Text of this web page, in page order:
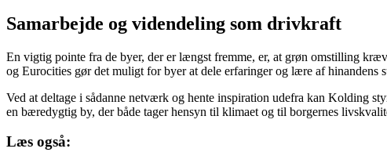
Samarbejde og videndeling som drivkraft
En vigtig pointe fra de byer, der er længst fremme, er, at grøn omstilling
og Eurocities gør det muligt for byer at dele erfaringer og lære af hinandens
Ved at deltage i sådanne netværk og hente inspiration udefra kan Kolding
en bæredygtig by, der både tager hensyn til klimaet og til borgernes
Læs også: